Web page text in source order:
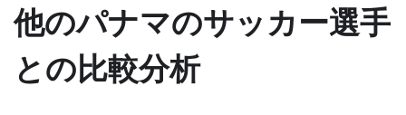
他のパナマのサッカー選手
との比較分析